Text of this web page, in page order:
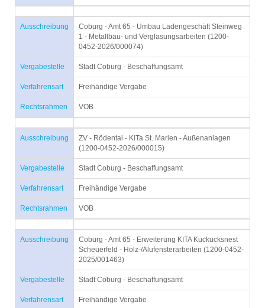
Ausschreibung
Coburg - Amt 65 - Umbau Ladengeschäft Steinweg
1 - Metallbau- und Verglasungsarbeiten (1200-
0452-2026/000074)
Vergabestelle Stadt Coburg - Beschaffungsamt
Verfahrensart Freihändige Vergabe
Rechtsrahmen VOB
Ausschreibung
ZV - Rödental - KiTa St. Marien - Außenanlagen
(1200-0452-2026/000015)
Vergabestelle Stadt Coburg - Beschaffungsamt
Verfahrensart Freihändige Vergabe
Rechtsrahmen VOB
Ausschreibung
Coburg - Amt 65 - Erweiterung KITA Kuckucksnest
Scheuerfeld - Holz-/Alufensterarbeiten (1200-0452-
2025/001463)
Vergabestelle Stadt Coburg - Beschaffungsamt
Verfahrensart Freihändige Vergabe